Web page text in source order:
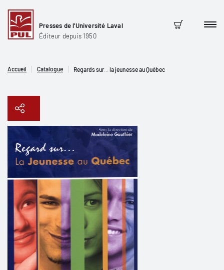
Presses de l'Université Laval
Éditeur depuis 1950
Panier
Accueil Catalogue Regards sur... la jeunesse au Québec
Copier le lien